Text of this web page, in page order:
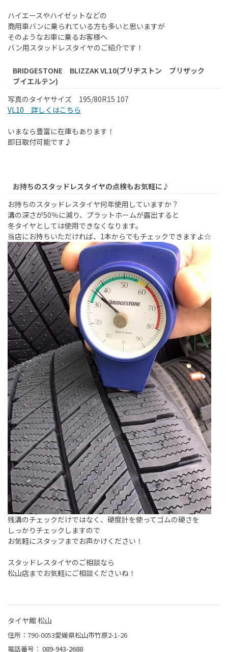
ハイエースやハイゼットなどの
商用車バンに乗られている方も多いと思いますが
そのようなお車に乗るお客様へ
バン用スタッドレスタイヤのご紹介です！
BRIDGESTONE BLIZZAK VL10(ブリヂストン ブリザック
ブイエルテン)
写真のタイヤサイズ 195/80R15 107
VL10 詳しくはこちら
いまなら豊富に在庫もあります！
即日取付可能です♪
お持ちのスタッドレスタイヤの点検もお気軽に♪
お持ちのスタッドレスタイヤ何年使用していますか？
溝の深さが50％に減り、プラットホームが露出すると
冬タイヤとしては使用できなくなります。
当店にお持ちいただければ、1本からでもチェックできますよ☆
残溝のチェックだけではなく、硬度計を使ってゴムの硬さを
しっかりチェックしますので
お気軽にスタッフまでお声かけください！
スタッドレスタイヤのご相談なら
松山店までお気軽にご相談くださいね！
タイヤ館 松山
住所：790-0053愛媛県松山市竹原2-1-26
電話番号： 089-943-2688